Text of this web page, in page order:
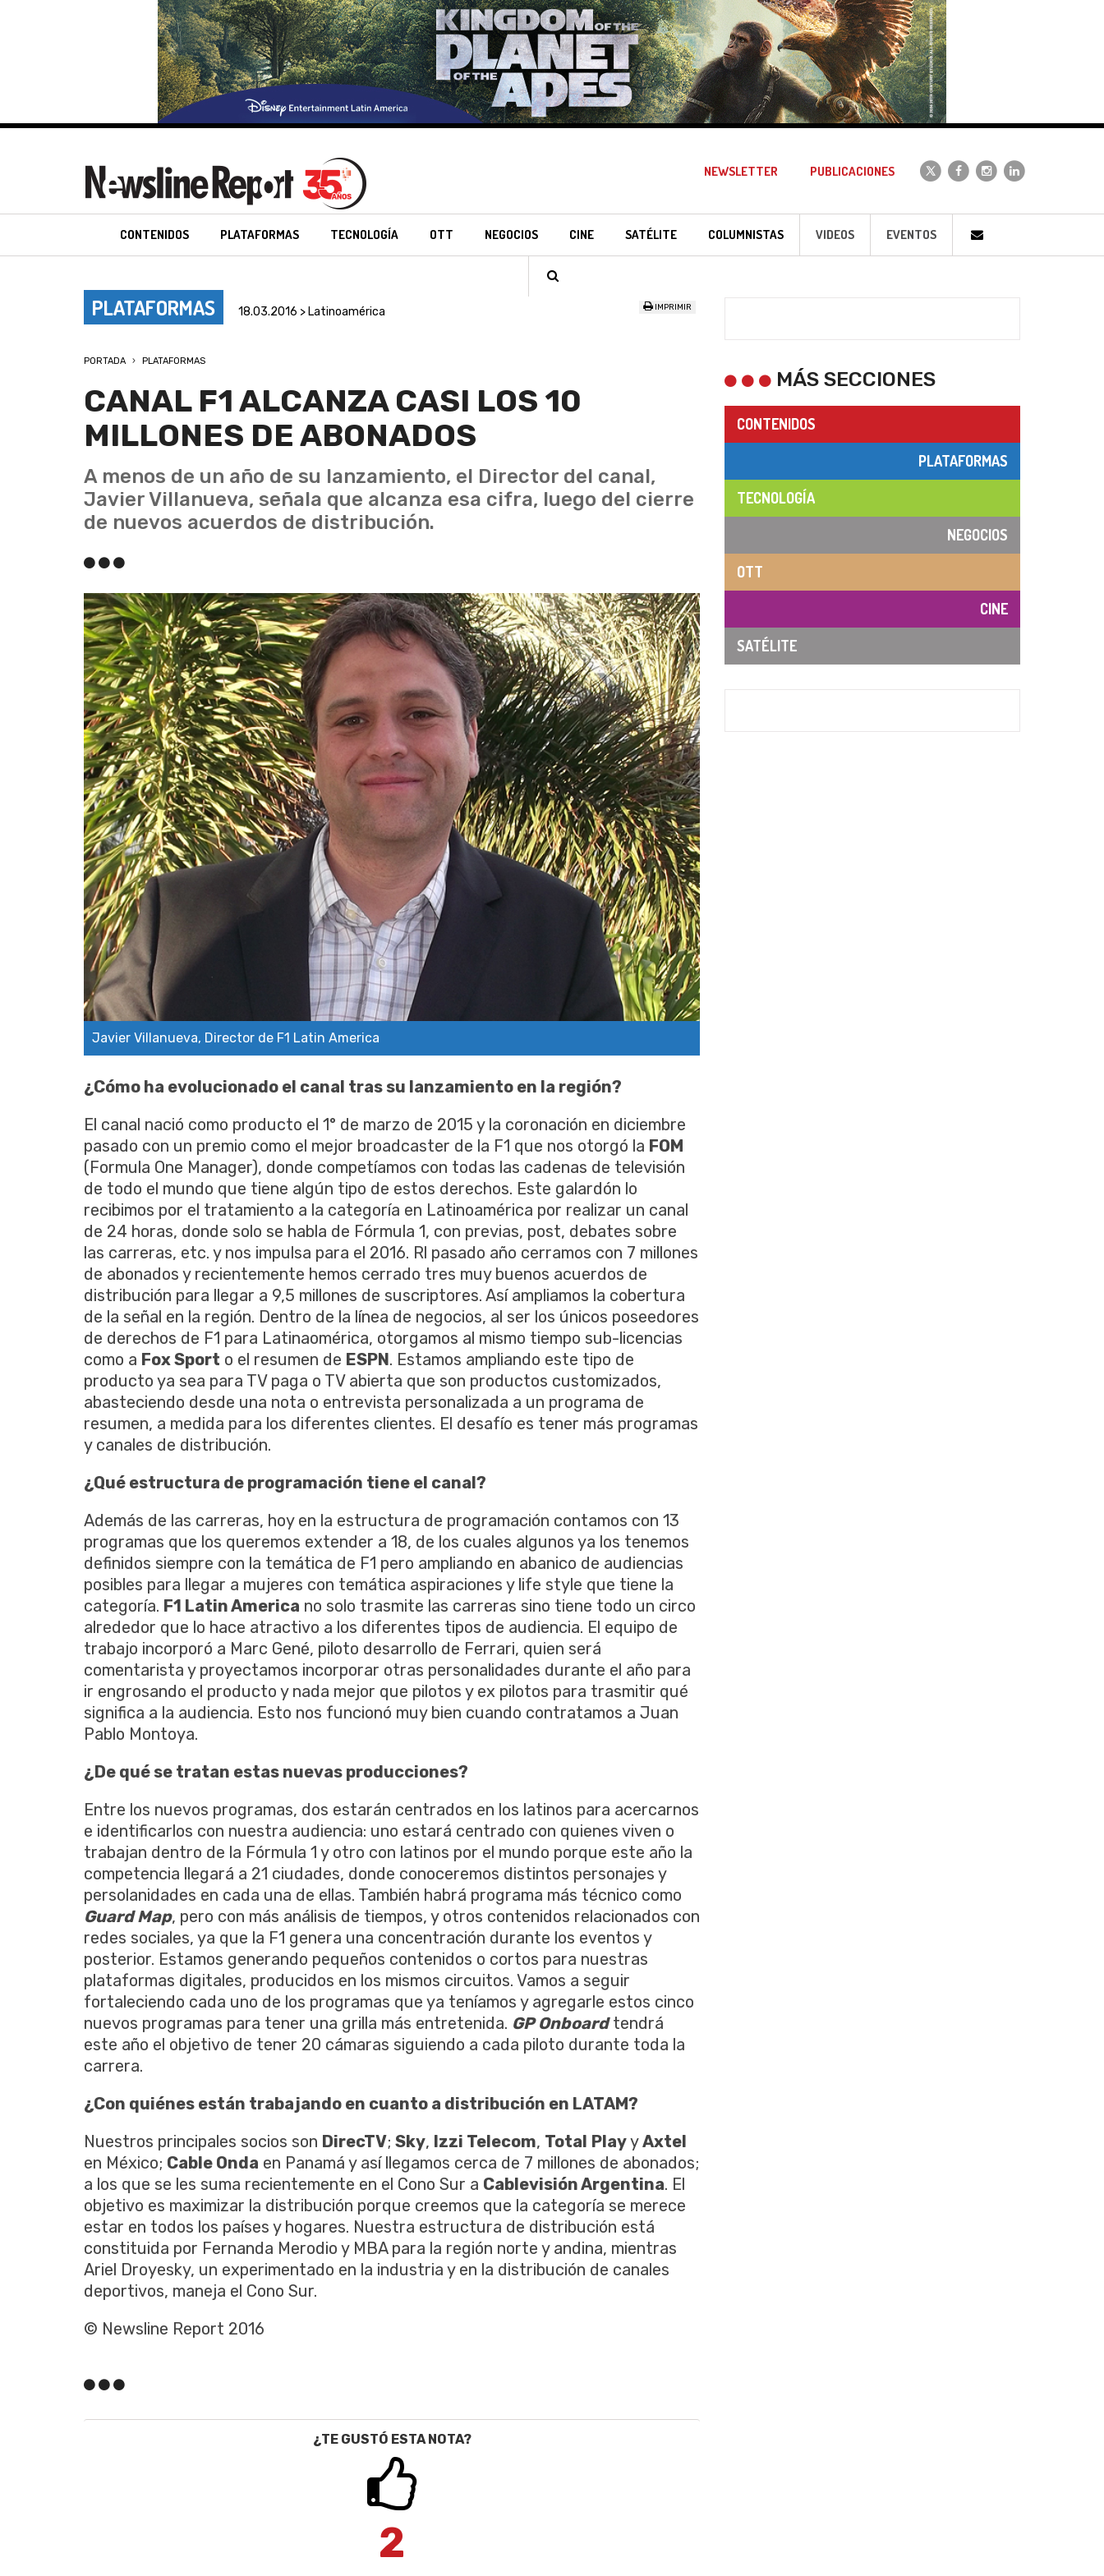
NEWSLETTER PUBLICACIONES
CONTENIDOS PLATAFORMAS TECNOLOGÍA OTT NEGOCIOS CINE SATÉLITE COLUMNISTAS VIDEOS EVENTOS
PLATAFORMAS 18.03.2016 > Latinoamérica IMPRIMIR
PORTADA PLATAFORMAS
CANAL F1 ALCANZA CASI LOS 10
MILLONES DE ABONADOS
A menos de un año de su lanzamiento, el Director del canal,
Javier Villanueva, señala que alcanza esa cifra, luego del cierre
de nuevos acuerdos de distribución.
Javier Villanueva, Director de F1 Latin America
¿Cómo ha evolucionado el canal tras su lanzamiento en la región?
El canal nació como producto el 1° de marzo de 2015 y la coronación en diciembre
pasado con un premio como el mejor broadcaster de la F1 que nos otorgó la FOM
(Formula One Manager), donde competíamos con todas las cadenas de televisión
de todo el mundo que tiene algún tipo de estos derechos. Este galardón lo
recibimos por el tratamiento a la categoría en Latinoamérica por realizar un canal
de 24 horas, donde solo se habla de Fórmula 1, con previas, post, debates sobre
las carreras, etc. y nos impulsa para el 2016. Rl pasado año cerramos con 7 millones
de abonados y recientemente hemos cerrado tres muy buenos acuerdos de
distribución para llegar a 9,5 millones de suscriptores. Así ampliamos la cobertura
de la señal en la región. Dentro de la línea de negocios, al ser los únicos poseedores
de derechos de F1 para Latinaomérica, otorgamos al mismo tiempo sub-licencias
como a Fox Sport o el resumen de ESPN. Estamos ampliando este tipo de
producto ya sea para TV paga o TV abierta que son productos customizados,
abasteciendo desde una nota o entrevista personalizada a un programa de
resumen, a medida para los diferentes clientes. El desafío es tener más programas
y canales de distribución.
¿Qué estructura de programación tiene el canal?
Además de las carreras, hoy en la estructura de programación contamos con 13
programas que los queremos extender a 18, de los cuales algunos ya los tenemos
definidos siempre con la temática de F1 pero ampliando en abanico de audiencias
posibles para llegar a mujeres con temática aspiraciones y life style que tiene la
categoría. F1 Latin America no solo trasmite las carreras sino tiene todo un circo
alrededor que lo hace atractivo a los diferentes tipos de audiencia. El equipo de
trabajo incorporó a Marc Gené, piloto desarrollo de Ferrari, quien será
comentarista y proyectamos incorporar otras personalidades durante el año para
ir engrosando el producto y nada mejor que pilotos y ex pilotos para trasmitir qué
significa a la audiencia. Esto nos funcionó muy bien cuando contratamos a Juan
Pablo Montoya.
¿De qué se tratan estas nuevas producciones?
Entre los nuevos programas, dos estarán centrados en los latinos para acercarnos
e identificarlos con nuestra audiencia: uno estará centrado con quienes viven o
trabajan dentro de la Fórmula 1 y otro con latinos por el mundo porque este año la
competencia llegará a 21 ciudades, donde conoceremos distintos personajes y
persolanidades en cada una de ellas. También habrá programa más técnico como
Guard Map, pero con más análisis de tiempos, y otros contenidos relacionados con
redes sociales, ya que la F1 genera una concentración durante los eventos y
posterior. Estamos generando pequeños contenidos o cortos para nuestras
plataformas digitales, producidos en los mismos circuitos. Vamos a seguir
fortaleciendo cada uno de los programas que ya teníamos y agregarle estos cinco
nuevos programas para tener una grilla más entretenida. GP Onboardtendrá
este año el objetivo de tener 20 cámaras siguiendo a cada piloto durante toda la
carrera.
¿Con quiénes están trabajando en cuanto a distribución en LATAM?
Nuestros principales socios son DirecTV; Sky, Izzi Telecom, Total PlayyAxtel
en México; Cable Onda en Panamá y así llegamos cerca de 7 millones de abonados;
a los que se les suma recientemente en el Cono Sur a Cablevisión Argentina. El
objetivo es maximizar la distribución porque creemos que la categoría se merece
estar en todos los países y hogares. Nuestra estructura de distribución está
constituida por Fernanda Merodio y MBA para la región norte y andina, mientras
Ariel Droyesky, un experimentado en la industria y en la distribución de canales
deportivos, maneja el Cono Sur.
© Newsline Report 2016
¿TE GUSTÓ ESTA NOTA?
2
MÁS SECCIONES
CONTENIDOS
PLATAFORMAS
TECNOLOGÍA
NEGOCIOS
OTT
CINE
SATÉLITE